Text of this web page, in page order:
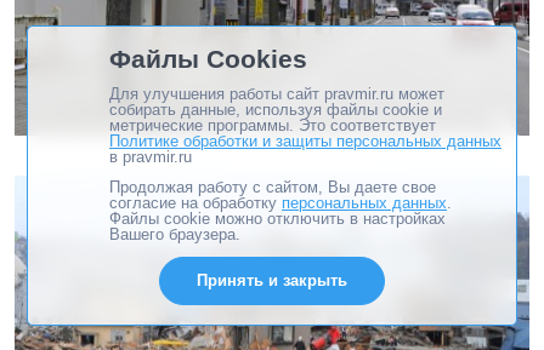
Файлы Cookies
Для улучшения работы сайт pravmir.ru может
собирать данные, используя файлы cookie и
метрические программы. Это соответствует
Политике обработки и защиты персональных данных
в pravmir.ru
Продолжая работу с сайтом, Вы даете свое
согласие на обработку персональных данных.
Файлы cookie можно отключить в настройках
Вашего браузера.
Принять и закрыть